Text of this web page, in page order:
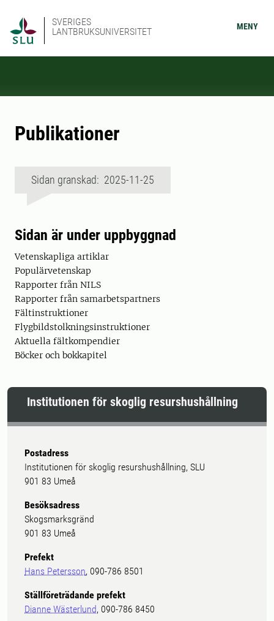
SVERIGES
LANTBRUKSUNIVERSITET
MENY
Publikationer
Sidan granskad: 2025-11-25
Sidan är under uppbyggnad
Vetenskapliga artiklar
Populärvetenskap
Rapporter från NILS
Rapporter från samarbetspartners
Fältinstruktioner
Flygbildstolkningsinstruktioner
Aktuella fältkompendier
Böcker och bokkapitel
Institutionen för skoglig resurshushållning
Postadress
Institutionen för skoglig resurshushållning, SLU
901 83 Umeå
Besöksadress
Skogsmarksgränd
901 83 Umeå
Prefekt
Hans Petersson, 090-786 8501
Ställföreträdande prefekt
Dianne Wästerlund, 090-786 8450